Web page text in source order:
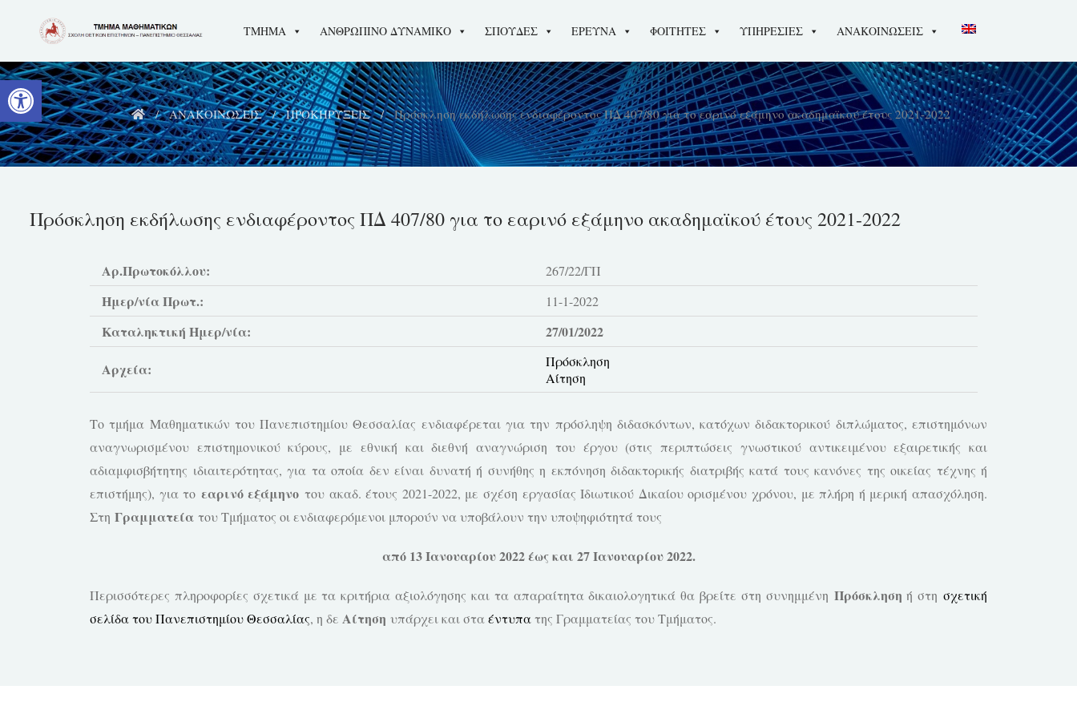
Ανοίξτε τη γραμμή εργαλείων
ΤΜΗΜΑ ΑΝΘΡΩΠΙΝΟ ΔΥΝΑΜΙΚΟ ΣΠΟΥΔΕΣ ΕΡΕΥΝΑ ΦΟΙΤΗΤΕΣ ΥΠΗΡΕΣΙΕΣ ΑΝΑΚΟΙΝΩΣΕΙΣ
ΑΝΑΚΟΙΝΩΣΕΙΣ ΠΡΟΚΗΡΥΞΕΙΣ Πρόσκληση εκδήλωσης ενδιαφέροντος ΠΔ 407/80 για το εαρινό εξάμηνο ακαδημαϊκού έτους 2021-2022
Πρόσκληση εκδήλωσης ενδιαφέροντος ΠΔ 407/80 για το εαρινό εξάμηνο ακαδημαϊκού έτους 2021-2022
Αρ.Πρωτοκόλλου: 267/22/ΓΠ
Ημερ/νία Πρωτ.: 11-1-2022
Καταληκτική Ημερ/νία: 27/01/2022
Αρχεία:
Πρόσκληση
Αίτηση
Το τμήμα Μαθηματικών του Πανεπιστημίου Θεσσαλίας ενδιαφέρεται για την πρόσληψη διδασκόντων, κατόχων διδακτορικού διπλώματος, επιστημόνων
αναγνωρισμένου επιστημονικού κύρους, με εθνική και διεθνή αναγνώριση του έργου (στις περιπτώσεις γνωστικού αντικειμένου εξαιρετικής και
αδιαμφισβήτητης ιδιαιτερότητας, για τα οποία δεν είναι δυνατή ή συνήθης η εκπόνηση διδακτορικής διατριβής κατά τους κανόνες της οικείας τέχνης ή
επιστήμης), για το εαρινό εξάμηνο του ακαδ. έτους 2021-2022, με σχέση εργασίας Ιδιωτικού Δικαίου ορισμένου χρόνου, με πλήρη ή μερική απασχόληση.
Στη Γραμματεία του Τμήματος οι ενδιαφερόμενοι μπορούν να υποβάλουν την υποψηφιότητά τους
από 13 Ιανουαρίου 2022 έως και 27 Iανουαρίου 2022.
Περισσότερες πληροφορίες σχετικά με τα κριτήρια αξιολόγησης και τα απαραίτητα δικαιολογητικά θα βρείτε στη συνημμένη Πρόσκληση ή στη σχετική
σελίδα του Πανεπιστημίου Θεσσαλίας, η δε Αίτηση υπάρχει και σταέντυπατης Γραμματείας του Τμήματος.